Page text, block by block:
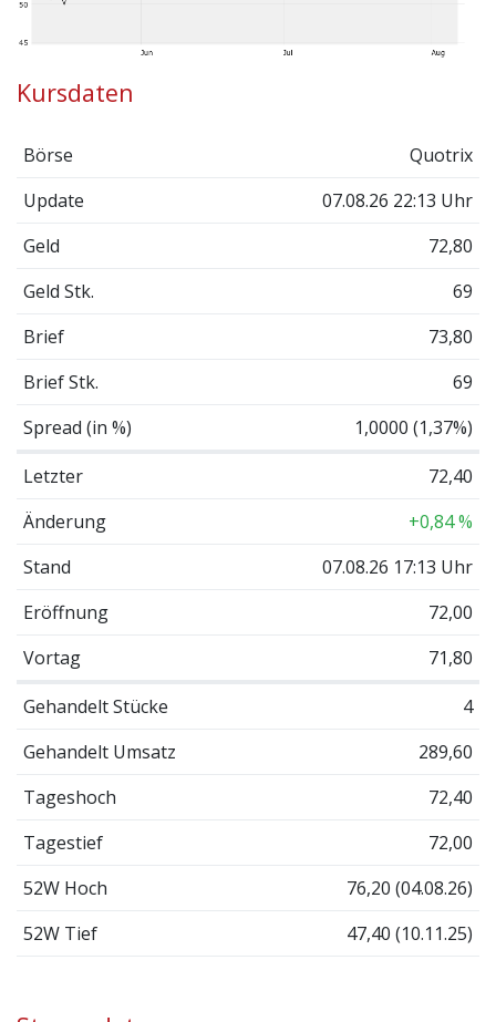
Kursdaten
Börse
Quotrix
Update
07.08.26 22:13 Uhr
Geld
72,80
Geld Stk.
69
Brief
73,80
Brief Stk.
69
Spread (in %)
1,0000 (1,37%)
Letzter
72,40
Änderung
+0,84 %
Stand
07.08.26 17:13 Uhr
Eröffnung
72,00
Vortag
71,80
Gehandelt Stücke
4
Gehandelt Umsatz
289,60
Tageshoch
72,40
Tagestief
72,00
52W Hoch
76,20 (04.08.26)
52W Tief
47,40 (10.11.25)